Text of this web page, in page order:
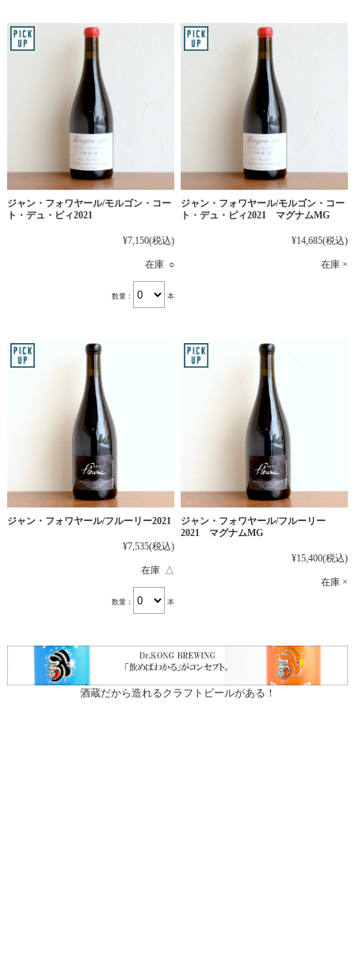
ジャン・フォワヤール/モルゴン・コー
ト・デュ・ピィ2021
¥7,150(税込)
在庫 ○
数量： 本
ジャン・フォワヤール/モルゴン・コー
ト・デュ・ピィ2021 マグナムMG
¥14,685(税込)
在庫 ×
ジャン・フォワヤール/フルーリー2021
¥7,535(税込)
在庫 △
数量： 本
ジャン・フォワヤール/フルーリー
2021 マグナムMG
¥15,400(税込)
在庫 ×
酒蔵だから造れるクラフトビールがある！